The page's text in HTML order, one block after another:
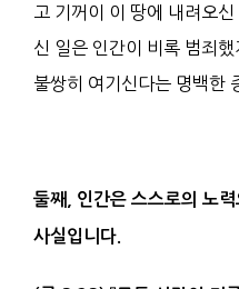
고 기꺼이 이 땅에 내려오
신 일은 인간이 비록 범죄
불쌍히 여기신다는 명백한
둘째 인간은 스스로의 노
사실입니다